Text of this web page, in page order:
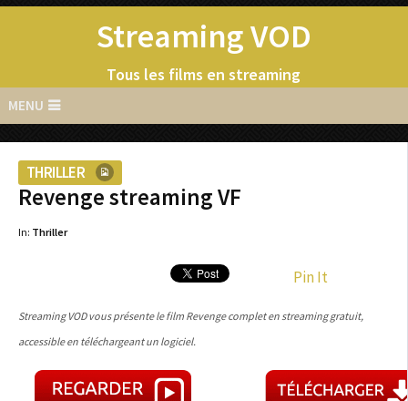
Streaming VOD
Tous les films en streaming
MENU
THRILLER
Revenge streaming VF
In: Thriller
Pin It
Streaming VOD vous présente le film Revenge complet en streaming gratuit,
accessible en téléchargeant un logiciel.